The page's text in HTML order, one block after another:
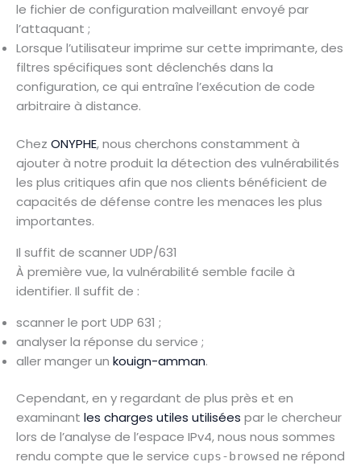
le fichier de configuration malveillant envoyé par
l’attaquant ;
Lorsque l’utilisateur imprime sur cette imprimante, des
filtres spécifiques sont déclenchés dans la
configuration, ce qui entraîne l’exécution de code
arbitraire à distance.
Chez ONYPHE, nous cherchons constamment à
ajouter à notre produit la détection des vulnérabilités
les plus critiques afin que nos clients bénéficient de
capacités de défense contre les menaces les plus
importantes.
Il suffit de scanner UDP/631
À première vue, la vulnérabilité semble facile à
identifier. Il suffit de :
scanner le port UDP 631 ;
analyser la réponse du service ;
aller manger un kouign-amman.
Cependant, en y regardant de plus près et en
examinant les charges utiles utilisées par le chercheur
lors de l’analyse de l’espace IPv4, nous nous sommes
rendu compte que le service cups-browsed ne répond